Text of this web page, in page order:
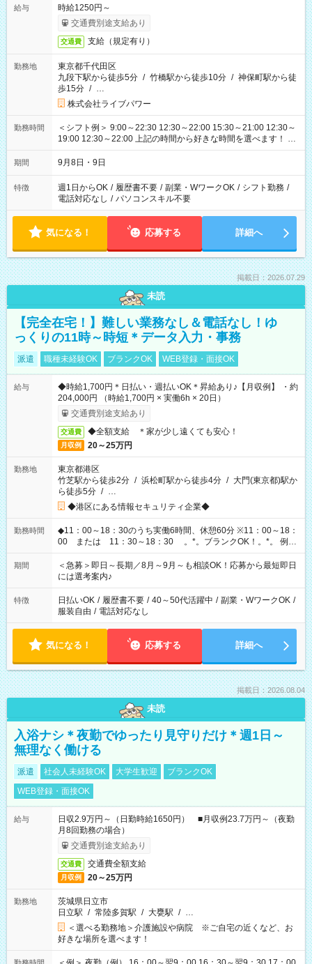
給与
時給1250円～
交通費別途支給あり
交通費 支給（規定有り）
勤務地
東京都千代田区
九段下駅から徒歩5分 / 竹橋駅から徒歩10分 / 神保町駅から徒
歩15分 / …
株式会社ライブパワー
勤務時間
＜シフト例＞ 9:00～22:30 12:30～22:00 15:30～21:00 12:30～
19:00 12:30～22:00 上記の時間から好きな時間を選べます！ ※
時間は変更となる可能性があります
期間 9月8日・9日
特徴 週1日からOK / 履歴書不要 / 副業・WワークOK / シフト勤務 /
電話対応なし / パソコンスキル不要
気になる！ 応募する 詳細へ
掲載日：2026.07.29
未読
【完全在宅！】難しい業務なし＆電話なし！ゆ
っくりの11時～時短＊データ入力・事務
派遣 職種未経験OK ブランクOK WEB登録・面接OK
給与
◆時給1,700円＊日払い・週払いOK＊昇給あり♪【月収例】 ・約
204,000円 （時給1,700円 × 実働6h × 20日）
交通費別途支給あり
交通費 ◆全額支給 ＊家が少し遠くても安心！
月収例 20～25万円
勤務地
東京都港区
竹芝駅から徒歩2分 / 浜松町駅から徒歩4分 / 大門(東京都)駅か
ら徒歩5分 / …
◆港区にある情報セキュリティ企業◆
勤務時間
◆11：00～18：30のうち実働6時間、休憩60分 ※11：00～18：
00 または 11：30～18：30 。*。ブランクOK！。*。 例え
ば前職が、 在宅/財団法人/事務/コールセンター/受付/販売/カフェ
スタッフ スイーツ販売/ホテルフロント/化粧品販売/など 様々な
業界から入社して活躍されています♪
期間
＜急募＞即日～長期／8月～9月～も相談OK！応募から最短即日
には選考案内♪
特徴 日払いOK / 履歴書不要 / 40～50代活躍中 / 副業・WワークOK /
服装自由 / 電話対応なし
気になる！ 応募する 詳細へ
掲載日：2026.08.04
未読
入浴ナシ＊夜勤でゆったり見守りだけ＊週1日～
無理なく働ける
派遣 社会人未経験OK 大学生歓迎
ブランクOK
WEB登録・面接OK
給与
日収2.9万円～（日勤時給1650円） ■月収例23.7万円～（夜勤
月8回勤務の場合）
交通費別途支給あり
交通費 交通費全額支給
月収例 20～25万円
勤務地
茨城県日立市
日立駅 / 常陸多賀駅 / 大甕駅 / …
＜選べる勤務地＞介護施設や病院 ※ご自宅の近くなど、お
好きな場所を選べます！